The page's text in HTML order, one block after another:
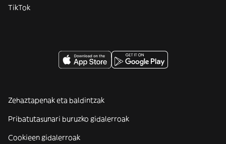
TikTok
Zehaztapenak eta baldintzak
Pribatutasunari buruzko gidalerroak
Cookieen gidalerroak